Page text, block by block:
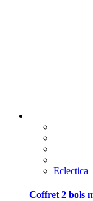
Eclectica
Coffret 2 bols